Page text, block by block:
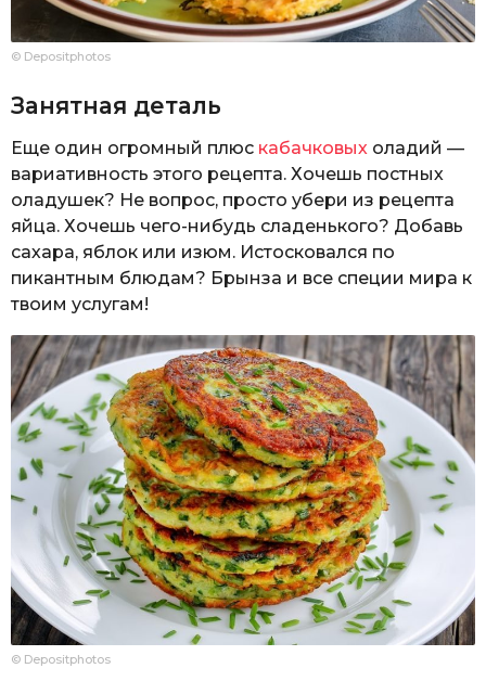
© Depositphotos
Занятная деталь
Еще один огромный плюс кабачковых оладий —
вариативность этого рецепта. Хочешь постных
оладушек? Не вопрос, просто убери из рецепта
яйца. Хочешь чего-нибудь сладенького? Добавь
сахара, яблок или изюм. Истосковался по
пикантным блюдам? Брынза и все специи мира к
твоим услугам!
© Depositphotos